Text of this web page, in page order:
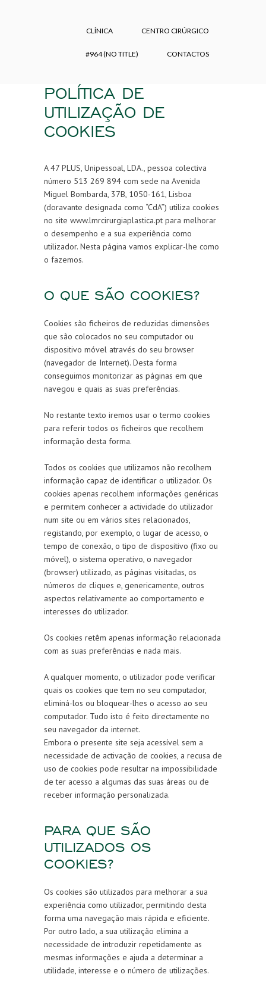
CLÍNICA CENTRO CIRÚRGICO
#964 (NO TITLE) CONTACTOS
POLÍTICA DE
UTILIZAÇÃO DE
COOKIES
A 47 PLUS, Unipessoal, LDA., pessoa colectiva
número 513 269 894 com sede na Avenida
Miguel Bombarda, 37B, 1050-161, Lisboa
(doravante designada como “CdA”) utiliza cookies
no site www.lmrcirurgiaplastica.pt para melhorar
o desempenho e a sua experiência como
utilizador. Nesta página vamos explicar-lhe como
o fazemos.
O QUE SÃO COOKIES?
Cookies são ficheiros de reduzidas dimensões
que são colocados no seu computador ou
dispositivo móvel através do seu browser
(navegador de Internet). Desta forma
conseguimos monitorizar as páginas em que
navegou e quais as suas preferências.
No restante texto iremos usar o termo cookies
para referir todos os ficheiros que recolhem
informação desta forma.
Todos os cookies que utilizamos não recolhem
informação capaz de identificar o utilizador. Os
cookies apenas recolhem informações genéricas
e permitem conhecer a actividade do utilizador
num site ou em vários sites relacionados,
registando, por exemplo, o lugar de acesso, o
tempo de conexão, o tipo de dispositivo (fixo ou
móvel), o sistema operativo, o navegador
(browser) utilizado, as páginas visitadas, os
números de cliques e, genericamente, outros
aspectos relativamente ao comportamento e
interesses do utilizador.
Os cookies retêm apenas informação relacionada
com as suas preferências e nada mais.
A qualquer momento, o utilizador pode verificar
quais os cookies que tem no seu computador,
eliminá-los ou bloquear-lhes o acesso ao seu
computador. Tudo isto é feito directamente no
seu navegador da internet.
Embora o presente site seja acessível sem a
necessidade de activação de cookies, a recusa de
uso de cookies pode resultar na impossibilidade
de ter acesso a algumas das suas áreas ou de
receber informação personalizada.
PARA QUE SÃO
UTILIZADOS OS
COOKIES?
Os cookies são utilizados para melhorar a sua
experiência como utilizador, permitindo desta
forma uma navegação mais rápida e eficiente.
Por outro lado, a sua utilização elimina a
necessidade de introduzir repetidamente as
mesmas informações e ajuda a determinar a
utilidade, interesse e o número de utilizações.